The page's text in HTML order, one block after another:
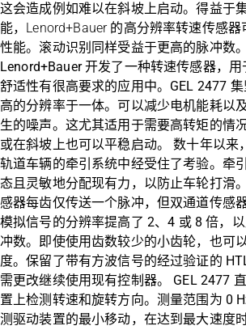
这会造成例如难以在斜坡上启动。得益于
能，Lenord+Bauer 的高分辨率转速传感器
性能。滚动识别同样受益于更高的脉冲数。
Lenord+Bauer 开发了一种转速传感器，
舒适性有很高要求的应用中。GEL 2477
高的分辨率于一体。可以减少电机能耗以
生的噪声。这尤其适用于需要高转矩的情
或在斜坡上也可以平稳启动。 数十年以来
轨道车辆的牵引系统中经受住了考验。牵
态且灵敏地分配现有力，以防止车轮打滑
感器每齿仅传送一个脉冲，但双通道传感
模拟信号的分辨率提高了 2、4 或 8 倍，
冲数。即使使用齿数较少的小齿轮，也可
度。保留了带有方波信号的经过验证的
需更改继续使用现有控制器。 GEL 2477
置上检测转速和旋转方向。测量范围为 0
测驱动装置的最小移动，在达到最大速度